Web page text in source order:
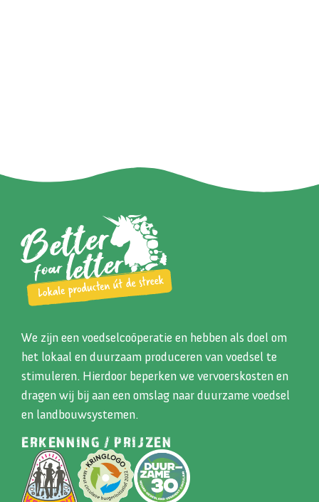
We zijn een voedselcoöperatie en hebben als doel om
het lokaal en duurzaam produceren van voedsel te
stimuleren. Hierdoor beperken we vervoerskosten en
dragen wij bij aan een omslag naar duurzame voedsel
en landbouwsystemen.
ERKENNING / PRIJZEN